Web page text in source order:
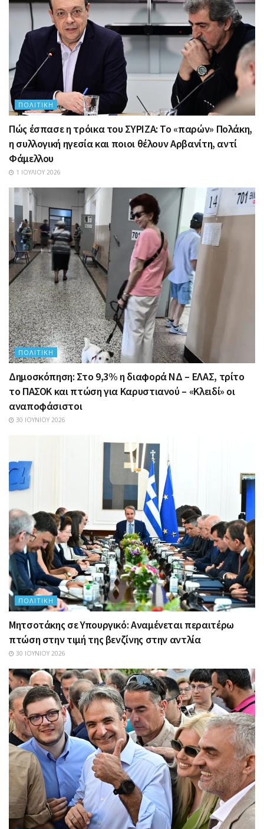
ΠΟΛΙΤΙΚΉ
Πώς έσπασε η τρόικα του ΣΥΡΙΖΑ: Το «παρών» Πολάκη,
η συλλογική ηγεσία και ποιοι θέλουν Αρβανίτη, αντί
Φάμελλου
1 ΙΟΥΛΊΟΥ 2026
ΠΟΛΙΤΙΚΉ
Δημοσκόπηση: Στο 9,3% η διαφορά ΝΔ – ΕΛΑΣ, τρίτο
το ΠΑΣΟΚ και πτώση για Καρυστιανού – «Κλειδί» οι
αναποφάσιστοι
30 ΙΟΥΝΊΟΥ 2026
ΠΟΛΙΤΙΚΉ
Μητσοτάκης σε Υπουργικό: Αναμένεται περαιτέρω
πτώση στην τιμή της βενζίνης στην αντλία
30 ΙΟΥΝΊΟΥ 2026